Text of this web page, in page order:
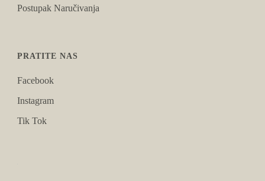
Postupak Naručivanja
PRATITE NAS
Facebook
Instagram
Tik Tok